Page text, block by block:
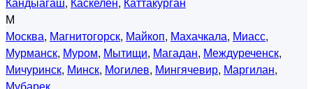
М
Москва, Магнитогорск, Майкоп, Махачкала, Миасс,
Мурманск, Муром, Мытищи, Магадан, Междуреченск,
Мичуринск, Минск, Могилев, Мингячевир, Маргилан,